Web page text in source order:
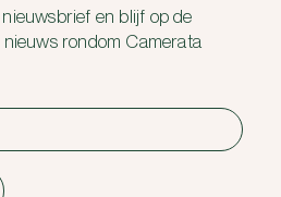
en blijf op de
rondom Camerata